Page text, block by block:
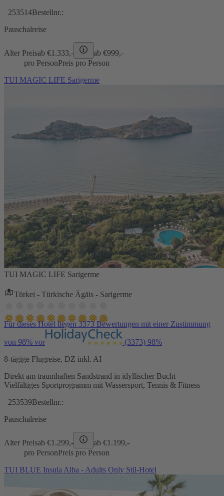
253514Bestellnr.:
Pauschalreise
Alter Preisab €1.333,- ab €999,-
pro PersonPreis pro Person
TUI MAGIC LIFE Sarigerme
TUI MAGIC LIFE Sarigerme
Türkei - Türkische Ägäis - Sarigerme
Für dieses Hotel liegen 3373 Bewertungen mit einer Zustimmung
von 98% vor (3373) 98%
8-tägige Flugreise, DZ inkl. AI
Direkt am traumhaften Sandstrand in idyllischer Bucht
Vielfältiges Sportprogramm mit Wassersport, Tennis & Fitness
253539Bestellnr.:
Pauschalreise
Alter Preisab €1.299,- ab €1.199,-
pro PersonPreis pro Person
TUI BLUE Insula Alba - Adults Only Stil-Hotel